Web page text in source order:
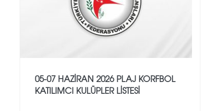
05-07 HAZİRAN 2026 PLAJ KORFBOL
KATILIMCI KULÜPLER LİSTESİ